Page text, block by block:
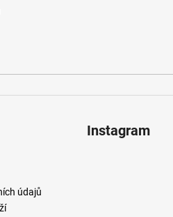
údajů
Instagram